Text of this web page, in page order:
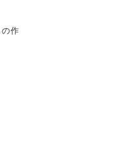
作